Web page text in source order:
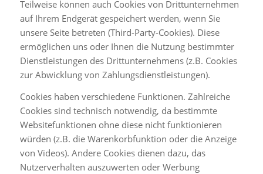
Teilweise können auch Cookies von Drittunternehmen
auf Ihrem Endgerät gespeichert werden, wenn Sie
unsere Seite betreten (Third-Party-Cookies). Diese
ermöglichen uns oder Ihnen die Nutzung bestimmter
Dienstleistungen des Drittunternehmens (z.B. Cookies
zur Abwicklung von Zahlungsdienstleistungen).
Cookies haben verschiedene Funktionen. Zahlreiche
Cookies sind technisch notwendig, da bestimmte
Websitefunktionen ohne diese nicht funktionieren
würden (z.B. die Warenkorbfunktion oder die Anzeige
von Videos). Andere Cookies dienen dazu, das
Nutzerverhalten auszuwerten oder Werbung